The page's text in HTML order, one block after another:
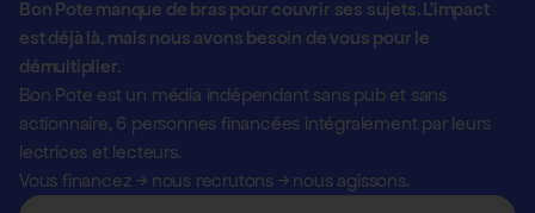
Bon Pote manque de bras pour couvrir ses sujets. L'impact
est déjà là, mais nous avons besoin de vous pour le
démultiplier.
Bon Pote est un média indépendant sans pub et sans
actionnaire, 6 personnes financées intégralement par leurs
lectrices et lecteurs.
Vous financez→ nous recrutons →nous agissons.